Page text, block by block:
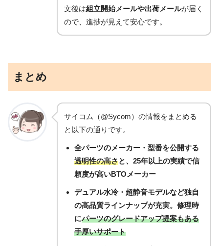
文後は組立開始メールや出荷メールが届く
ので、進捗が見えて安心です。
まとめ
サイコム（@Sycom）の情報をまとめる
と以下の通りです。
全パーツのメーカー・型番を公開する
透明性の高さと、25年以上の実績で信
頼度が高いBTOメーカー
デュアル水冷・超静音モデルなど独自
の高品質ラインナップが充実。修理時
にパーツのグレードアップ提案もある
手厚いサポート